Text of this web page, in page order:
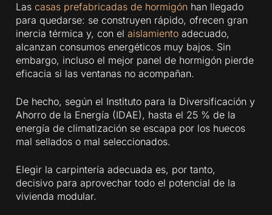
Las casas prefabricadas de hormigón han llegado
para quedarse: se construyen rápido, ofrecen gran
inercia térmica y, con elaislamiento adecuado,
alcanzan consumos energéticos muy bajos. Sin
embargo, incluso el mejor panel de hormigón pierde
eficacia si las ventanas no acompañan.
De hecho, según el Instituto para la Diversificación y
Ahorro de la Energía (IDAE), hasta el 25 % de la
energía de climatización se escapa por los huecos
mal sellados o mal seleccionados.
Elegir la carpintería adecuada es, por tanto,
decisivo para aprovechar todo el potencial de la
vivienda modular.